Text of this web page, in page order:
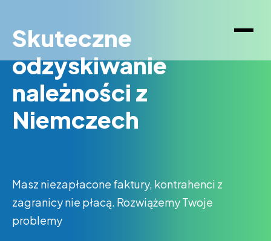
Skuteczne
odzyskiwanie
należności z
Niemczech
Masz niezapłacone faktury, kontrahenci z
zagranicy nie płacą. Rozwiążemy Twoje
problemy